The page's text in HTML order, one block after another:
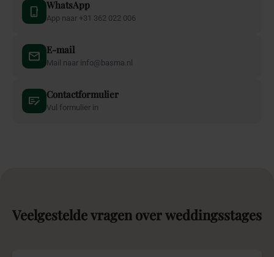
WhatsApp
App naar +31 362 022 006
E-mail
Mail naar info@basma.nl
Contactformulier
Vul formulier in
Veelgesteldevragen overweddingsstages